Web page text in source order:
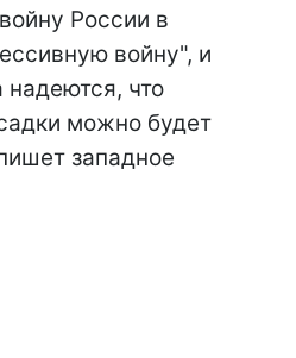
России в
войну", и
что
можно будет
западное